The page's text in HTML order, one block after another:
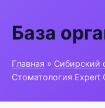
База
Главная » Сибирский
Стоматология Expert